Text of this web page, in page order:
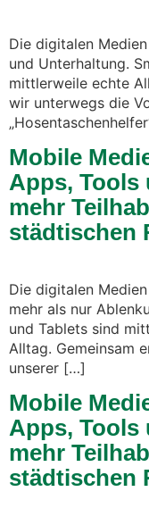
Die digitalen
und Unterhaltung.
mittlerweile echte
wir unterwegs die
Mobile
Apps, Tools
mehr
städtischen
Die digitalen
mehr als nur
und Tablets sind
Alltag. Gemeinsam
unserer […]
Mobile
Apps, Tools
mehr
städtischen